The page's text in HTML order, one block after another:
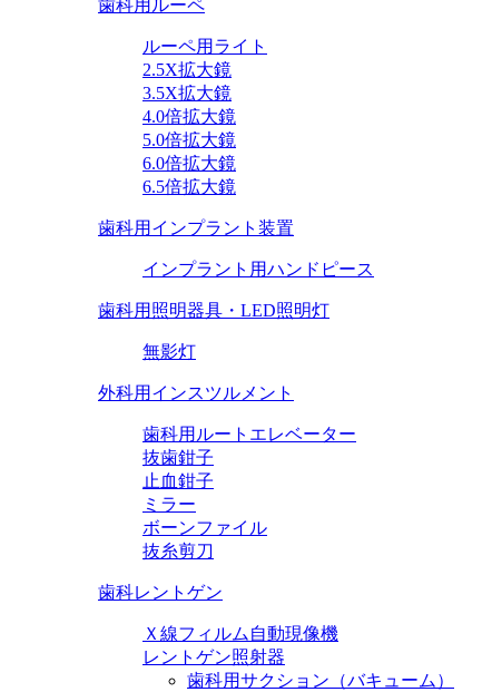
歯科用ルーペ
ルーペ用ライト
2.5X拡大鏡
3.5X拡大鏡
4.0倍拡大鏡
5.0倍拡大鏡
6.0倍拡大鏡
6.5倍拡大鏡
歯科用インプラント装置
インプラント用ハンドピース
歯科用照明器具・LED照明灯
無影灯
外科用インスツルメント
歯科用ルートエレベーター
抜歯鉗子
止血鉗子
ミラー
ボーンファイル
抜糸剪刀
歯科レントゲン
Ｘ線フィルム自動現像機
レントゲン照射器
歯科用サクション（バキューム）